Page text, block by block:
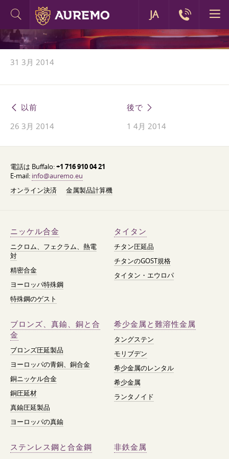
31 3月 2014
以前
26 3月 2014
後で
1 4月 2014
電話は Buffalo:+1 716 910 04 21
E-mail: info@auremo.eu
オンライン決済
金属製品計算機
ニッケル合金
ニクロム、フェクラム、熱電
対
精密合金
ヨーロッパ特殊鋼
特殊鋼のゲスト
タイタン
チタン圧延品
チタンのGOST規格
タイタン・エウロパ
ブロンズ、真鍮、銅と合
金
ブロンズ圧延製品
ヨーロッパの青銅、銅合金
銅ニッケル合金
銅圧延材
真鍮圧延製品
ヨーロッパの真鍮
希少金属と難溶性金属
タングステン
モリブデン
希少金属のレンタル
希少金属
ランタノイド
ステンレス鋼と合金鋼 非鉄金属
JA